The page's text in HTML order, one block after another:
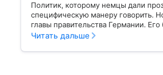
Политик, которому немцы дали
специфическую манеру говорить.
главы правительства Германии.
Читать дальше